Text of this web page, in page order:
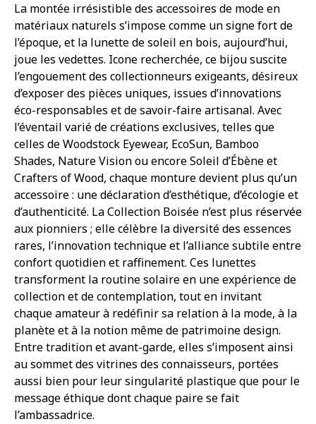
La montée irrésistible des accessoires de mode en
matériaux naturels s’impose comme un signe fort de
l’époque, et la lunette de soleil en bois, aujourd’hui,
joue les vedettes. Icone recherchée, ce bijou suscite
l’engouement des collectionneurs exigeants, désireux
d’exposer des pièces uniques, issues d’innovations
éco-responsables et de savoir-faire artisanal. Avec
l’éventail varié de créations exclusives, telles que
celles de Woodstock Eyewear, EcoSun, Bamboo
Shades, Nature Vision ou encore Soleil d’Ébène et
Crafters of Wood, chaque monture devient plus qu’un
accessoire : une déclaration d’esthétique, d’écologie et
d’authenticité. La Collection Boisée n’est plus réservée
aux pionniers ; elle célèbre la diversité des essences
rares, l’innovation technique et l’alliance subtile entre
confort quotidien et raffinement. Ces lunettes
transforment la routine solaire en une expérience de
collection et de contemplation, tout en invitant
chaque amateur à redéfinir sa relation à la mode, à la
planète et à la notion même de patrimoine design.
Entre tradition et avant-garde, elles s’imposent ainsi
au sommet des vitrines des connaisseurs, portées
aussi bien pour leur singularité plastique que pour le
message éthique dont chaque paire se fait
l’ambassadrice.